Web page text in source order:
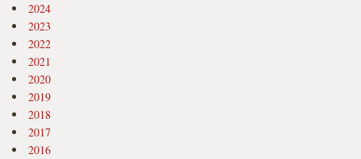
2024
2023
2022
2021
2020
2019
2018
2017
2016